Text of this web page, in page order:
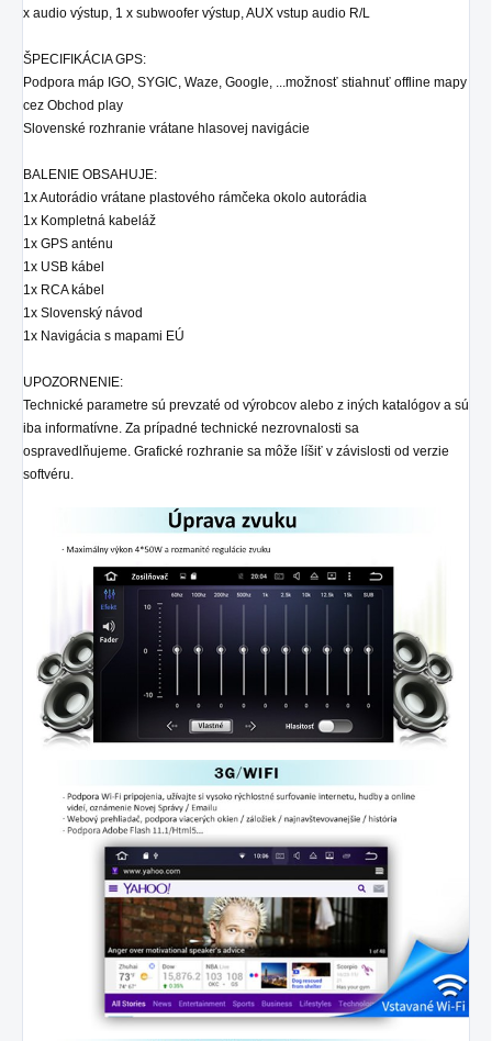
x audio výstup, 1 x subwoofer výstup, AUX vstup audio R/L
ŠPECIFIKÁCIA GPS:
Podpora máp IGO, SYGIC, Waze, Google, ...možnosť stiahnuť offline mapy
cez Obchod play
Slovenské rozhranie vrátane hlasovej navigácie
BALENIE OBSAHUJE:
1x Autorádio vrátane plastového rámčeka okolo autorádia
1x Kompletná kabeláž
1x GPS anténu
1x USB kábel
1x RCA kábel
1x Slovenský návod
1x Navigácia s mapami EÚ
UPOZORNENIE:
Technické parametre sú prevzaté od výrobcov alebo z iných katalógov a sú
iba informatívne. Za prípadné technické nezrovnalosti sa
ospravedlňujeme. Grafické rozhranie sa môže líšiť v závislosti od verzie
softvéru.